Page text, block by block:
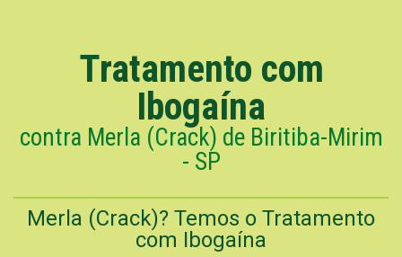
Tratamento com
Ibogaína
contra Merla (Crack) de Biritiba-Mirim
- SP
Merla (Crack)? Temos o Tratamento
com Ibogaína